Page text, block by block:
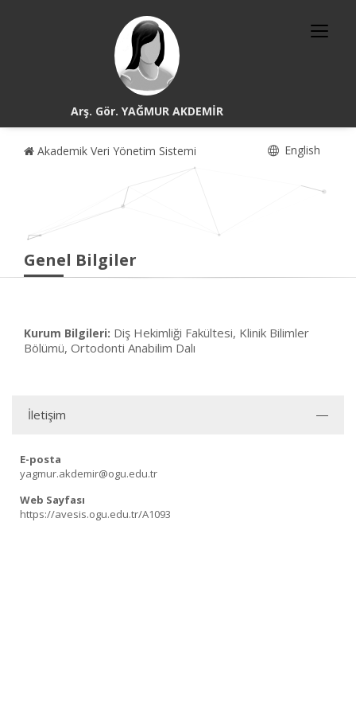
Arş. Gör. YAĞMUR AKDEMİR
Akademik Veri Yönetim Sistemi English
Genel Bilgiler
Kurum Bilgileri: Diş Hekimliği Fakültesi, Klinik Bilimler
Bölümü, Ortodonti Anabilim Dalı
İletişim
E-posta
yagmur.akdemir@ogu.edu.tr
Web Sayfası
https://avesis.ogu.edu.tr/A1093